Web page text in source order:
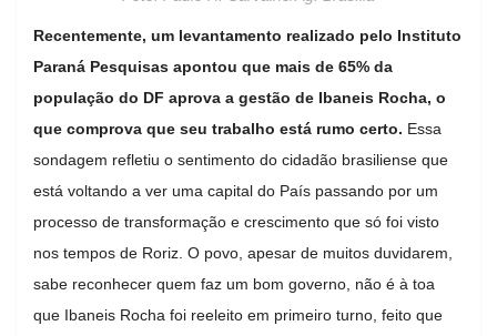
Recentemente, um levantamento realizado pelo Instituto
Paraná Pesquisas apontou que mais de 65% da
população do DF aprova a gestão de Ibaneis Rocha, o
que comprova que seu trabalho está rumo certo. Essa
sondagem refletiu o sentimento do cidadão brasiliense que
está voltando a ver uma capital do País passando por um
processo de transformação e crescimento que só foi visto
nos tempos de Roriz. O povo, apesar de muitos duvidarem,
sabe reconhecer quem faz um bom governo, não é à toa
que Ibaneis Rocha foi reeleito em primeiro turno, feito que